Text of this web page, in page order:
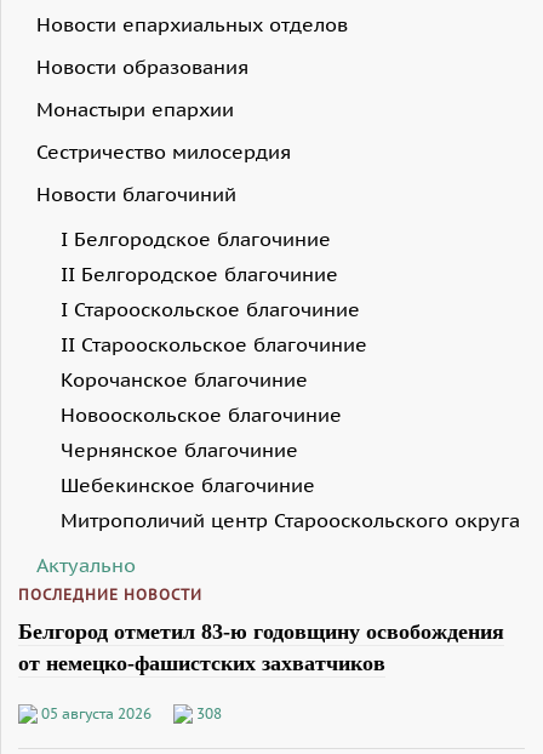
Новости епархиальных отделов
Новости образования
Монастыри епархии
Сестричество милосердия
Новости благочиний
I Белгородское благочиние
II Белгородское благочиние
I Старооскольское благочиние
II Старооскольское благочиние
Корочанское благочиние
Новооскольское благочиние
Чернянское благочиние
Шебекинское благочиние
Митрополичий центр Старооскольского округа
Актуально
ПОСЛЕДНИЕ НОВОСТИ
Белгород отметил 83-ю годовщину освобождения
от немецко-фашистских захватчиков
05 августа 2026 308